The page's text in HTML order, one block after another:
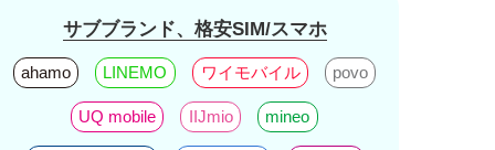
サブブランド、格安SIM/スマホ
ahamo LINEMO ワイモバイル povo
UQ mobile IIJmio mineo